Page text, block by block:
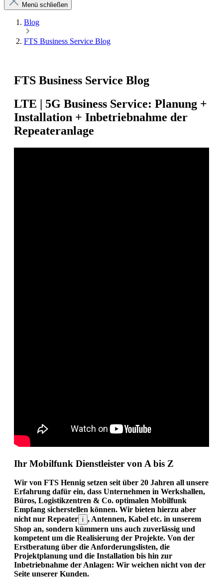
Menü schließen
Blog
FTS Business Service Blog
FTS Business Service Blog
LTE | 5G Business Service: Planung +
Installation + Inbetriebnahme der
Repeateranlage
Ihr Mobilfunk Dienstleister von A bis Z
Wir von FTS Hennig setzen seit über 20 Jahren all unsere
Erfahrung dafür ein, dass Unternehmen in Werkshallen,
Büros, Logistikzentren & Co. optimalen Mobilfunk
Empfang sicherstellen können. Wir bieten hierzu aber
nicht nur Repeater i , Antennen, Kabel etc. in unserem
Shop an, sondern kümmern uns auch zuverlässig und
kompetent um die Realisierung der Projekte. Von der
Erstberatung über die Anforderungslisten, die
Projektplanung und die Installation bis hin zur
Inbetriebnahme der Anlagen: Wir weichen nicht von der
Seite unserer Kunden.